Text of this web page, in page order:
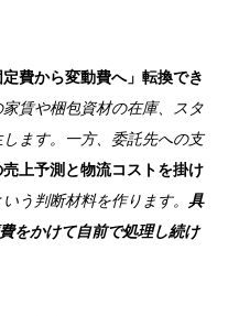
費から変動費へ」転換でき
家賃や梱包資材の在庫、スタ
ます。一方、委託先への支
上予測と物流コストを掛け
う判断材料を作ります。 具
をかけて自前で処理し続け